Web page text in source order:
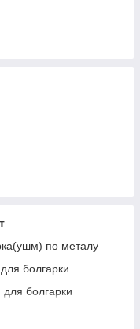
по металу
для болгарки
для болгарки